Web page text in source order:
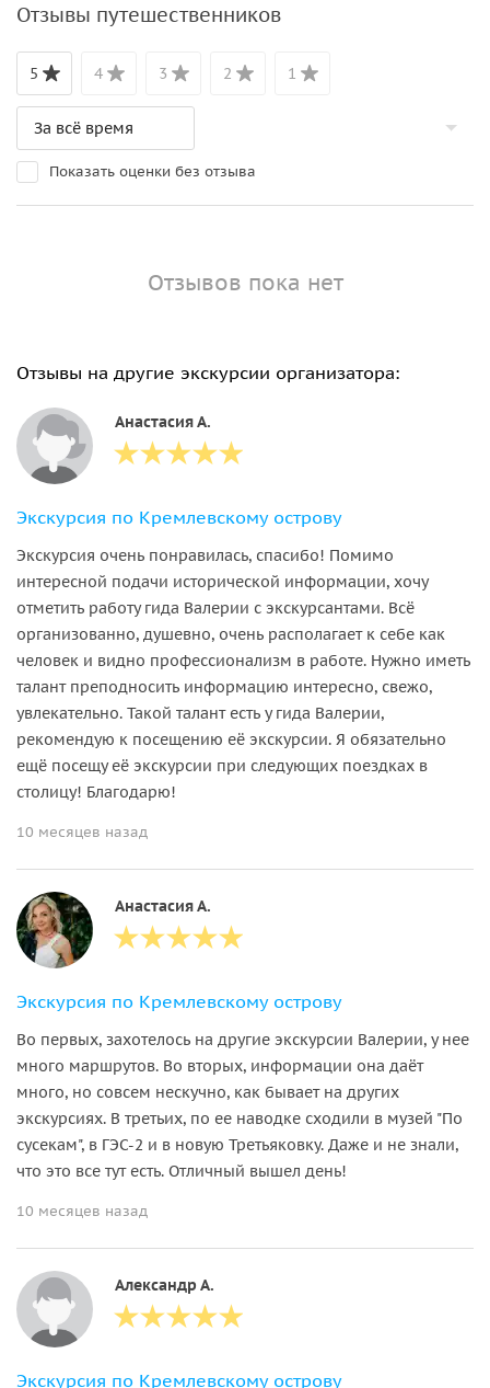
Отзывы путешественников
5 4 3 2 1
Показать оценки без отзыва
Отзывов пока нет
Отзывы на другие экскурсии организатора:
Анастасия А.
Экскурсия по Кремлевскому острову
Экскурсия очень понравилась, спасибо! Помимо
интересной подачи исторической информации, хочу
отметить работу гида Валерии с экскурсантами. Всё
организованно, душевно, очень располагает к себе как
человек и видно профессионализм в работе. Нужно иметь
талант преподносить информацию интересно, свежо,
увлекательно. Такой талант есть у гида Валерии,
рекомендую к посещению её экскурсии. Я обязательно
ещё посещу её экскурсии при следующих поездках в
столицу! Благодарю!
10 месяцев назад
Анастасия А.
Экскурсия по Кремлевскому острову
Во первых, захотелось на другие экскурсии Валерии, у нее
много маршрутов. Во вторых, информации она даёт
много, но совсем нескучно, как бывает на других
экскурсиях. В третьих, по ее наводке сходили в музей "По
сусекам", в ГЭС-2 и в новую Третьяковку. Даже и не знали,
что это все тут есть. Отличный вышел день!
10 месяцев назад
Александр А.
Экскурсия по Кремлевскому острову